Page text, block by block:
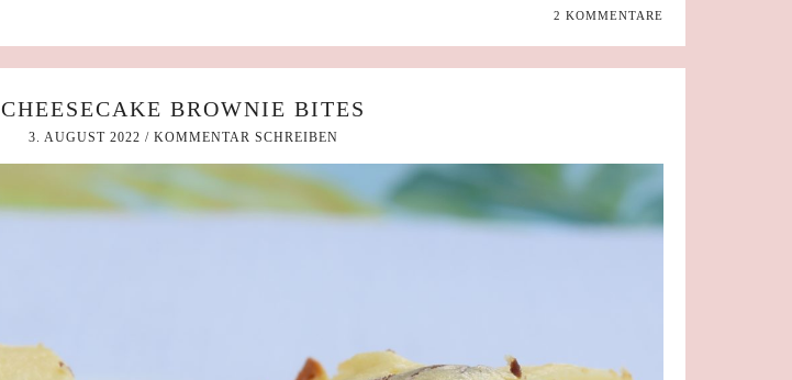
2 KOMMENTARE
CHEESECAKE BROWNIE BITES
3. AUGUST 2022 / KOMMENTAR SCHREIBEN